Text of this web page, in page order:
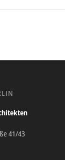
41/43